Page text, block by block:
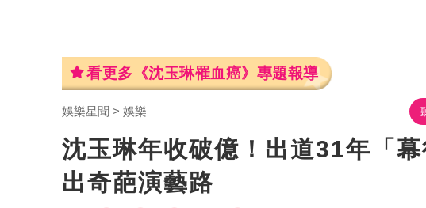
看更多《沈玉琳罹血癌》專題報導
娛樂星聞 娛樂
沈玉琳年收破億！出道31年「
出奇葩演藝路